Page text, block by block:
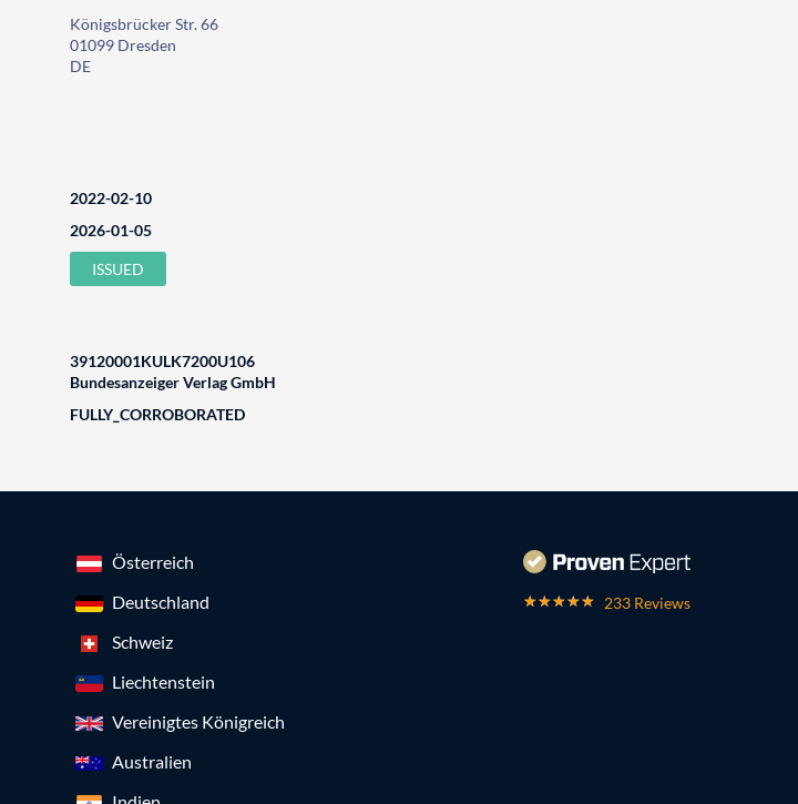
Königsbrücker Str. 66
01099 Dresden
DE
2022-02-10
2026-01-05
ISSUED
39120001KULK7200U106
Bundesanzeiger Verlag GmbH
FULLY_CORROBORATED
Österreich
Deutschland
Schweiz
Liechtenstein
Vereinigtes Königreich
Australien
233 Reviews